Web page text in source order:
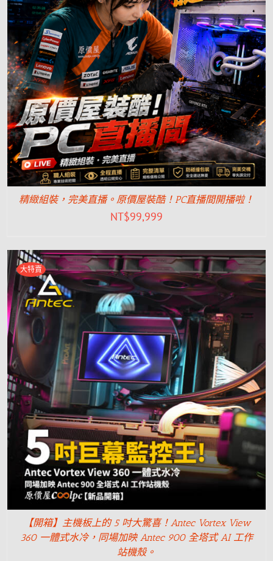
精緻組裝，完美直播。原價屋裝酷！PC直播間開播啦！
NT$99,999
大特賣
【開箱】主機板上的 5 吋大驚喜！Antec Vortex View
360 一體式水冷，同場加映 Antec 900 全塔式 AI 工作
站機殼。